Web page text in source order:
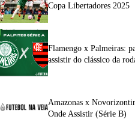
Copa Libertadores 2025
Flamengo x Palmeiras:
assistir do clássico da
Amazonas x
Onde Assistir (Série B)